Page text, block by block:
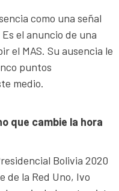
como una señal
el anuncio de una
el MAS. Su ausencia le
puntos
medio.
que cambie la hora
Bolivia 2020
de la Red Uno, Ivo